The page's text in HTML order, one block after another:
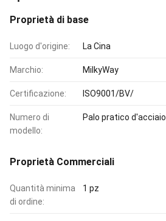
Proprietà di base
Luogo d'origine: La Cina
Marchio: MilkyWay
Certificazione: ISO9001/BV/
Numero di
modello:
Palo pratico d'acciaio
Proprietà Commerciali
Quantità minima
di ordine:
1 pz